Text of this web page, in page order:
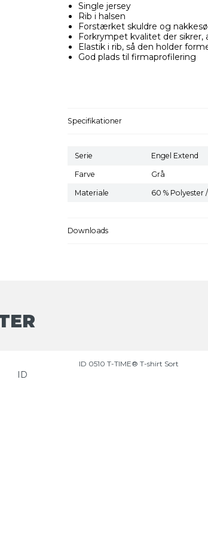
Single jersey
Rib i halsen
Forstærket skuldre og
Forkrympet kvalitet der
Elastik i rib, så den holder
God plads til firmaprofilering
Specifikationer
Serie Engel Extend
Farve Grå
Materiale 60 % Polyester
Downloads
ID 0510 T-TIME® T-shirt Sort
ID